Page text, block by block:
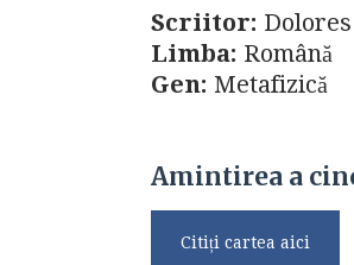
Scriitor:
Limba: Română
Gen: Metafizică
Amintirea a
Citiți cartea aici